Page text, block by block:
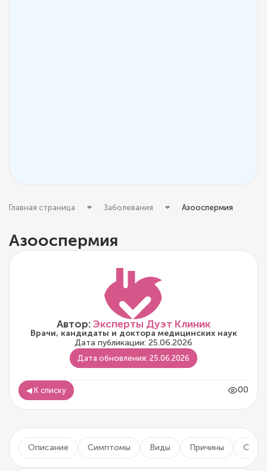
Главная страница Заболевания Азооспермия
Азооспермия
Автор:Эксперты Дуэт Клиник
Врачи, кандидаты и доктора медицинских наук
Дата публикации: 25.06.2026
Дата обновления: 25.06.2026
◀ К списку 00
Описание Симптомы Виды Причины